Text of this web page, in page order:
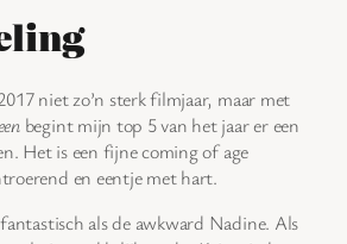
niet zo’n sterk filmjaar, maar met
begint mijn top 5 van het jaar er een
Het is een fijne coming of age
en eentje met hart.
als de awkward Nadine. Als